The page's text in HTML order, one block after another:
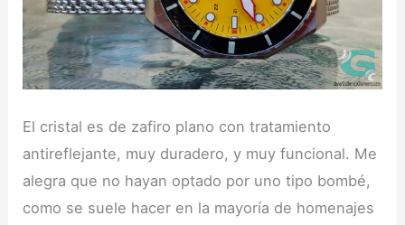
El cristal es de zafiro plano con tratamiento
antireflejante, muy duradero, y muy funcional. Me
alegra que no hayan optado por uno tipo bombé,
como se suele hacer en la mayoría de homenajes